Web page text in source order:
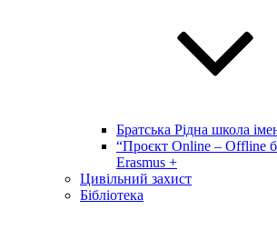
Братська Рідна школа
“Проєкт Online – Offline
Erasmus +
Цивільний захист
Бібліотека